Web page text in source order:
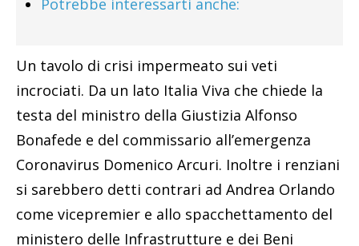
Potrebbe interessarti anche:
Un tavolo di crisi impermeato sui veti
incrociati. Da un lato Italia Viva che chiede la
testa del ministro della Giustizia Alfonso
Bonafede e del commissario all’emergenza
Coronavirus Domenico Arcuri. Inoltre i renziani
si sarebbero detti contrari ad Andrea Orlando
come vicepremier e allo spacchettamento del
ministero delle Infrastrutture e dei Beni